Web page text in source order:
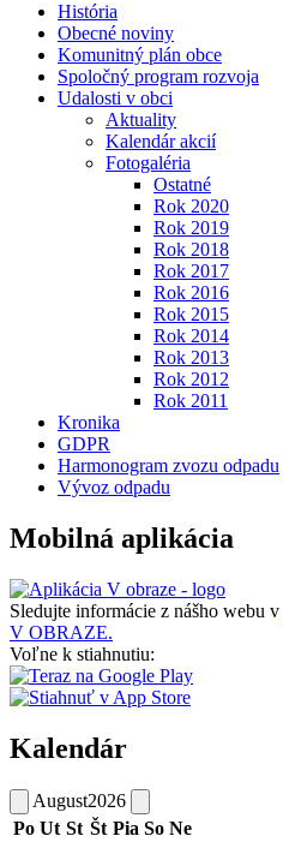
História
Obecné noviny
Komunitný plán obce
Spoločný program rozvoja
Udalosti v obci
Aktuality
Kalendár akcií
Fotogaléria
Ostatné
Rok 2020
Rok 2019
Rok 2018
Rok 2017
Rok 2016
Rok 2015
Rok 2014
Rok 2013
Rok 2012
Rok 2011
Kronika
GDPR
Harmonogram zvozu odpadu
Vývoz odpadu
Mobilná aplikácia
Sledujte informácie z nášho webu v
V OBRAZE.
Voľne k stiahnutiu:
Kalendár
August2026
Po Ut St Št Pia So Ne